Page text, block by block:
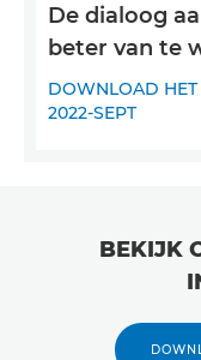
De dialoog
beter van te
DOWNLOAD HET
2022-SEPT
BEKIJK